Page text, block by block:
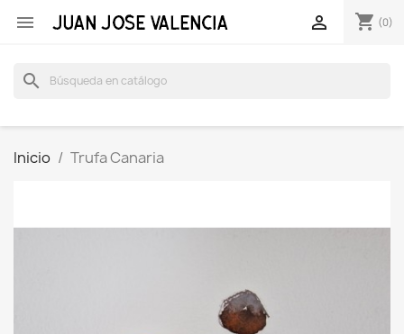
 shopping_cart (0)

search
Inicio Trufa Canaria